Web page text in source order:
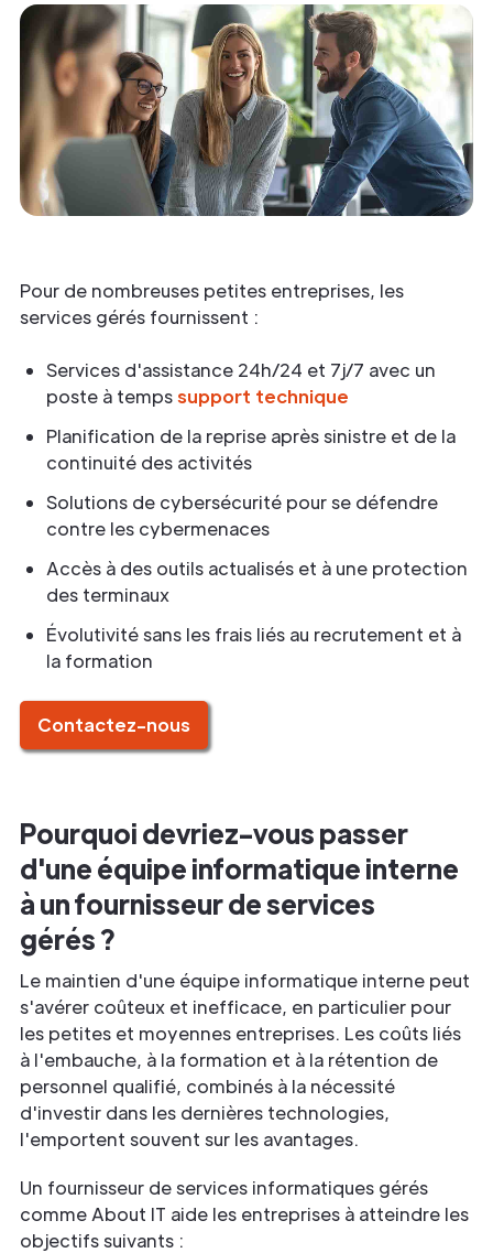
Pour de nombreuses petites entreprises, les
services gérés fournissent :
Services d'assistance 24h/24 et 7j/7 avec un
poste à tempssupport technique
Planification de la reprise après sinistre et de la
continuité des activités
Solutions de cybersécurité pour se défendre
contre les cybermenaces
Accès à des outils actualisés et à une protection
des terminaux
Évolutivité sans les frais liés au recrutement et à
la formation
Contactez-nous
Pourquoi devriez-vous passer
d'une équipe informatique interne
à un fournisseur de services
gérés ?
Le maintien d'une équipe informatique interne peut
s'avérer coûteux et inefficace, en particulier pour
les petites et moyennes entreprises. Les coûts liés
à l'embauche, à la formation et à la rétention de
personnel qualifié, combinés à la nécessité
d'investir dans les dernières technologies,
l'emportent souvent sur les avantages.
Un fournisseur de services informatiques gérés
comme About IT aide les entreprises à atteindre les
objectifs suivants :